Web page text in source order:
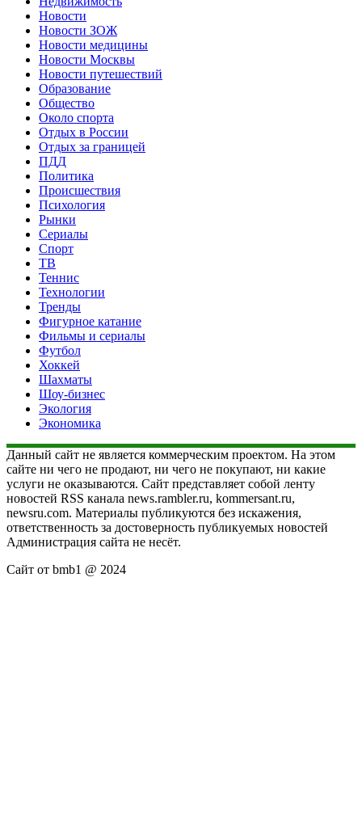
Новости
Новости ЗОЖ
Новости медицины
Новости Москвы
Новости путешествий
Образование
Общество
Около спорта
Отдых в России
Отдых за границей
ПДД
Политика
Происшествия
Психология
Рынки
Сериалы
Спорт
ТВ
Теннис
Технологии
Тренды
Фигурное катание
Фильмы и сериалы
Футбол
Хоккей
Шахматы
Шоу-бизнес
Экология
Экономика
Данный сайт не является коммерческим проектом. На этом
сайте ни чего не продают, ни чего не покупают, ни какие
услуги не оказываются. Сайт представляет собой ленту
новостей RSS канала news.rambler.ru, kommersant.ru,
newsru.com. Материалы публикуются без искажения,
ответственность за достоверность публикуемых новостей
Администрация сайта не несёт.
Сайт от bmb1 @ 2024